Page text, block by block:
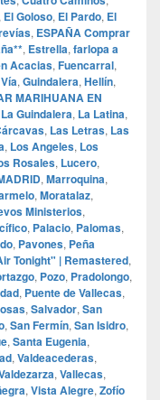
El Goloso, El Pardo, El
, ESPAÑA Comprar
, Estrella, farlopa a
Acacias, Fuencarral,
, Guindalera, Hellín,
MARIHUANA EN
La Guindalera, La Latina,
, Las Letras, Las
, Los Angeles, Los
Rosales, Lucero,
, Marroquina,
, Moratalaz,
Ministerios,
, Palacio, Palomas,
, Pavones, Peña
Tonight" | Remastered,
, Pozo, Pradolongo,
, Puente de Vallecas,
, Salvador, San
, San Fermín, San Isidro,
, Santa Eugenia,
, Valdeacederas,
, Vallecas,
, Vista Alegre, Zofío